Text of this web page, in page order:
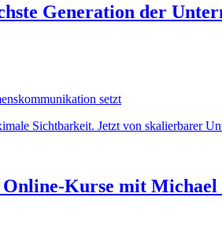
Generation der
Sichtbarkeit. Jetzt von skalierbarer
Kurse mit Michael